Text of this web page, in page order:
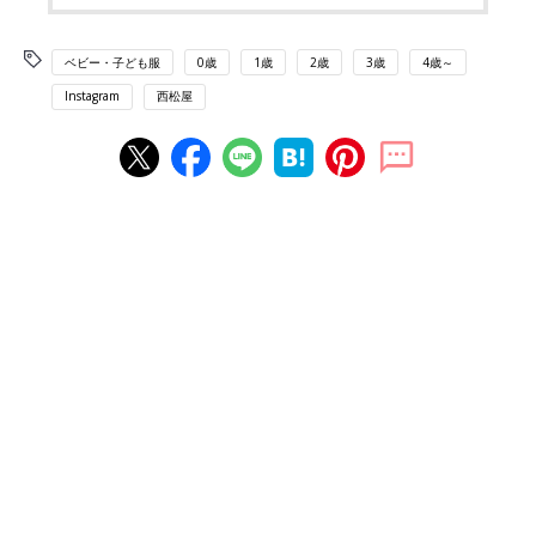
ベビー・子ども服 0歳 1歳 2歳 3歳 4歳～
Instagram 西松屋